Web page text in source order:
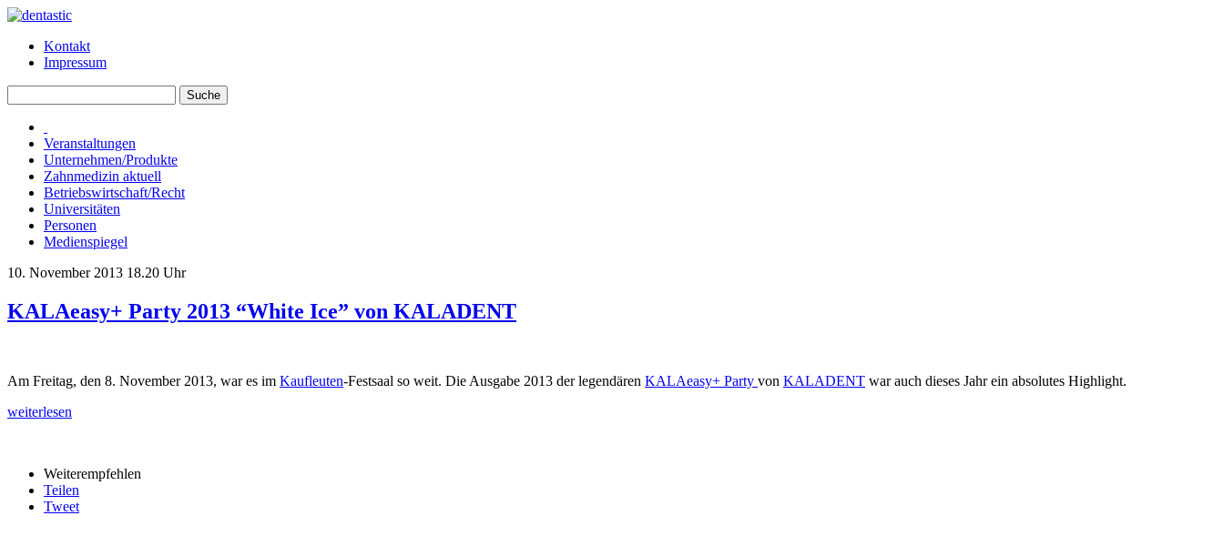
Kontakt
Impressum
Veranstaltungen
Unternehmen/Produkte
Zahnmedizin aktuell
Betriebswirtschaft/Recht
Universitäten
Personen
Medienspiegel
10. November 2013 18.20 Uhr
KALAeasy+ Party 2013 “White Ice” von KALADENT
Am Freitag, den 8. November 2013, war es im Kaufleuten-Festsaal so weit. Die Ausgabe 2013 der legendären KALAeasy+ Party von KALADENT war auch dieses Jahr ein absolutes Highlight.
weiterlesen
Weiterempfehlen
Teilen
Tweet